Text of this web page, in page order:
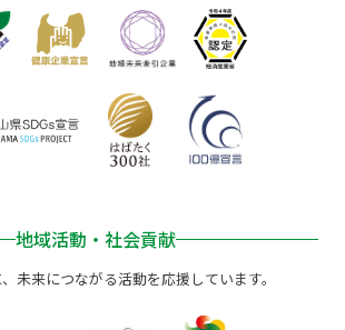
地域活動・社会貢献
未来につながる活動を応援しています。